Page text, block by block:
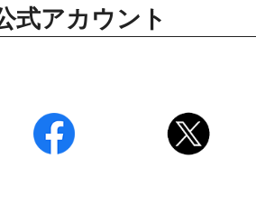
式アカウント